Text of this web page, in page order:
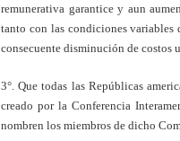
remunerativa garantice y aun
tanto con las condiciones
consecuente disminución de costos
3°. Que todas las Repúblicas
creado por la Conferencia
nombren los miembros de dicho